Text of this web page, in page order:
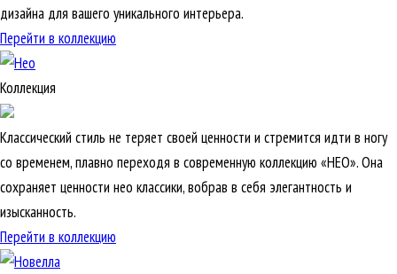
дизайна для вашего уникального интерьера.
Перейти в коллекцию
Коллекция
Классический стиль не теряет своей ценности и стремится идти в ногу
со временем, плавно переходя в современную коллекцию «НЕО». Она
сохраняет ценности нео классики, вобрав в себя элегантность и
изысканность.
Перейти в коллекцию